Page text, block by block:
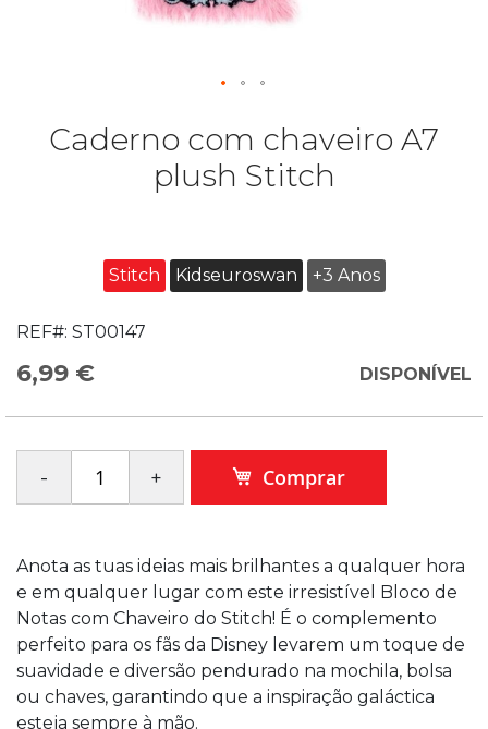
Caderno com chaveiro A7
plush Stitch
Stitch Kidseuroswan +3 Anos
REF#: ST00147
6,99 € DISPONÍVEL
Comprar
Anota as tuas ideias mais brilhantes a qualquer hora
e em qualquer lugar com este irresistível Bloco de
Notas com Chaveiro do Stitch! É o complemento
perfeito para os fãs da Disney levarem um toque de
suavidade e diversão pendurado na mochila, bolsa
ou chaves, garantindo que a inspiração galáctica
esteja sempre à mão.